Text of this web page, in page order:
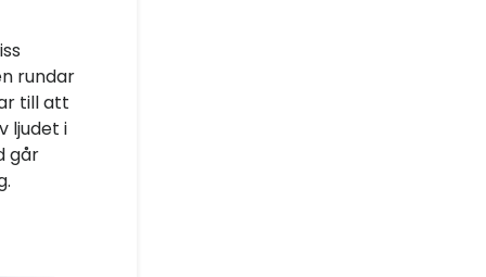
rundar
till att
ljudet i
går